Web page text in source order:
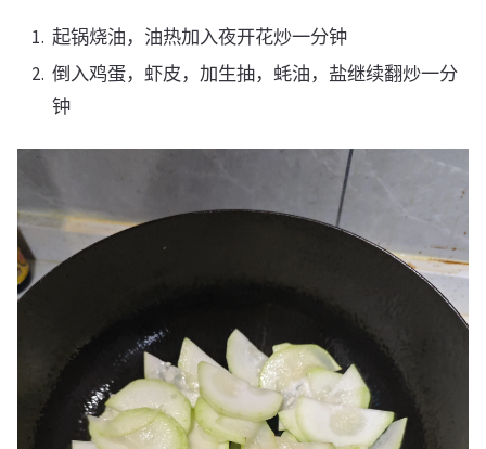
起锅烧油，油热加入夜开花炒一分钟
倒入鸡蛋，虾皮，加生抽，蚝油，盐继续翻炒一分
钟